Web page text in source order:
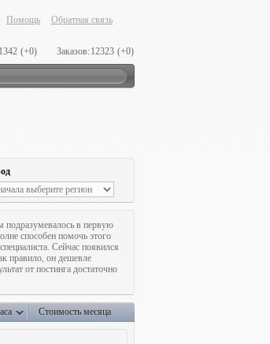
Помощь Обратная связь
(+0) Заказов:12323 (+0)
подразумевалось в первую
способен помочь этого
Сейчас появился
правило, он дешевле
от постинга достаточно
Стоимость месяца